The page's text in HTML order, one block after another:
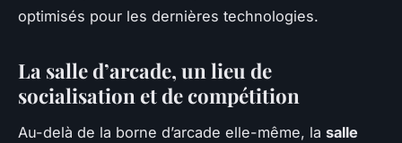
optimisés pour les dernières technologies.
La salle d’arcade, un lieu de
socialisation et de compétition
Au-delà de la borne d’arcade elle-même, la salle